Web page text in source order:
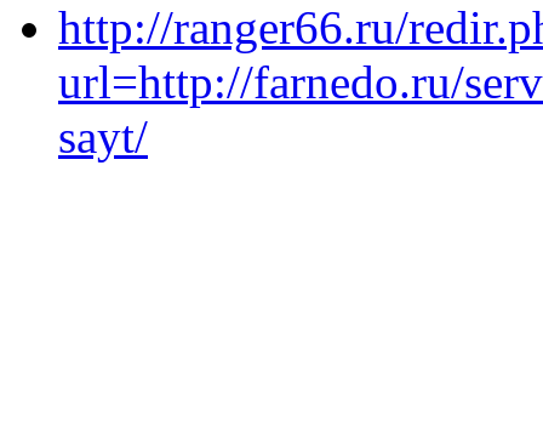
http://ranger66.ru/
url=http://farnedo.ru/
sayt/